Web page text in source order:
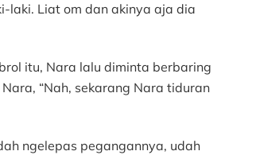
laki. Liat om dan akinya aja dia
itu, Nara lalu diminta berbaring
“Nah, sekarang Nara tiduran
ngelepas pegangannya, udah